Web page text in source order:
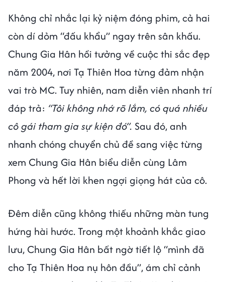
Không chỉ nhắc lại kỷ niệm đóng phim, cả hai
còn dí dỏm “đấu khẩu” ngay trên sân khấu.
Chung Gia Hân hồi tưởng về cuộc thi sắc đẹp
năm 2004, nơi Tạ Thiên Hoa từng đảm nhận
vai trò MC. Tuy nhiên, nam diễn viên nhanh trí
đáp trả: “Tôi không nhớ rõ lắm, có quá nhiều
cô gái tham gia sự kiện đó”. Sau đó, anh
nhanh chóng chuyển chủ đề sang việc từng
xem Chung Gia Hân biểu diễn cùng Lâm
Phong và hết lời khen ngợi giọng hát của cô.
Đêm diễn cũng không thiếu những màn tung
hứng hài hước. Trong một khoảnh khắc giao
lưu, Chung Gia Hân bất ngờ tiết lộ “mình đã
cho Tạ Thiên Hoa nụ hôn đầu”, ám chỉ cảnh